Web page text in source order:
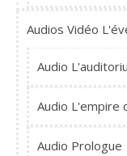
Audios Vidéo
Audio
Audio L'empire
Audio Prologue